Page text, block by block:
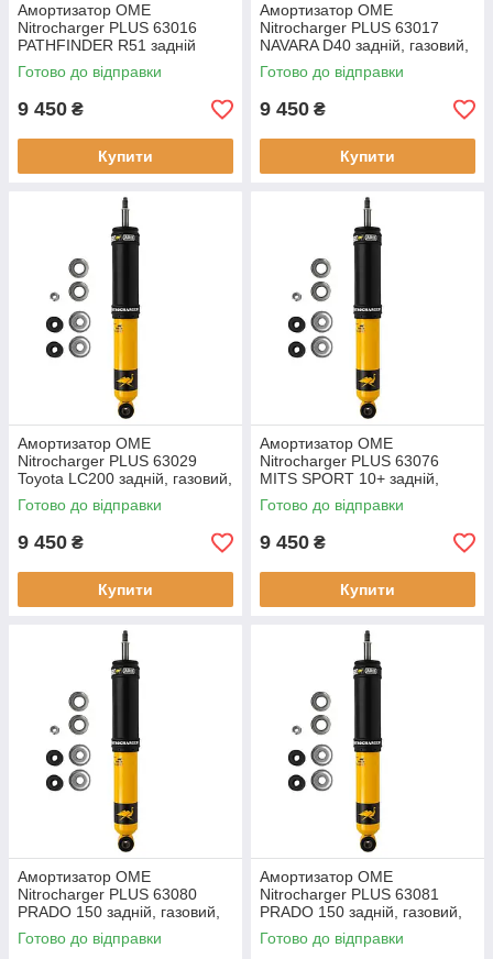
Амортизатор OME
Nitrocharger PLUS 63016
PATHFINDER R51 задній
газовий новий
Готово до відправки
9 450 ₴
Купити
Амортизатор OME
Nitrocharger PLUS 63017
NAVARA D40 задній, газовий,
новий
Готово до відправки
9 450 ₴
Купити
Амортизатор OME
Nitrocharger PLUS 63029
Toyota LC200 задній, газовий,
новий
Готово до відправки
9 450 ₴
Купити
Амортизатор OME
Nitrocharger PLUS 63076
MITS SPORT 10+ задній,
газовий, новий
Готово до відправки
9 450 ₴
Купити
Амортизатор OME
Nitrocharger PLUS 63080
PRADO 150 задній, газовий,
новий
Готово до відправки
Амортизатор OME
Nitrocharger PLUS 63081
PRADO 150 задній, газовий,
новий
Готово до відправки